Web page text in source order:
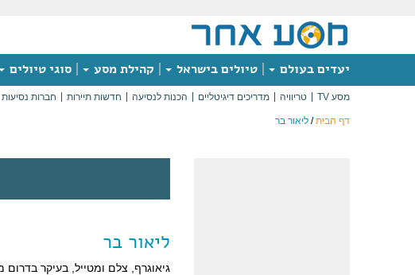
יעדים בעולם טיולים בישראל קהילת מסע סוגי טיולים
מסע TV טריוויה מדריכים דיגיטליים הכנות לנסיעה חדשות תיירות חברות נסיעות
דף הבית/ ליאור בר
ליאור בר
גיאוגרף, צלם ומטייל, בעיקר